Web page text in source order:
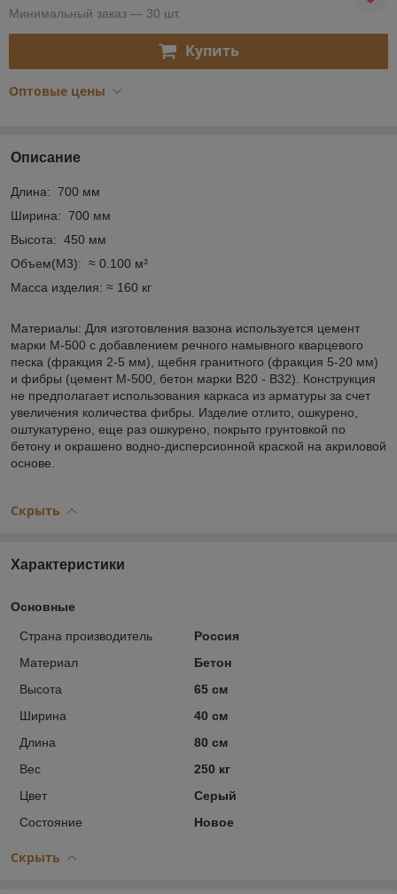
Минимальный заказ — 30 шт.
Купить
Оптовые цены
Описание
Длина: 700 мм
Ширина: 700 мм
Высота: 450 мм
Объем(М3): ≈ 0.100 м³
Масса изделия: ≈ 160 кг
Материалы: Для изготовления вазона используется цемент
марки М-500 с добавлением речного намывного кварцевого
песка (фракция 2-5 мм), щебня гранитного (фракция 5-20 мм)
и фибры (цемент М-500, бетон марки В20 - В32). Конструкция
не предполагает использования каркаса из арматуры за счет
увеличения количества фибры. Изделие отлито, ошкурено,
оштукатурено, еще раз ошкурено, покрыто грунтовкой по
бетону и окрашено водно-дисперсионной краской на акриловой
основе.
Скрыть
Характеристики
Основные
Страна производитель
Россия
Материал
Бетон
Высота
65 см
Ширина
40 см
Длина
80 см
Вес
250 кг
Цвет
Серый
Состояние
Новое
Скрыть